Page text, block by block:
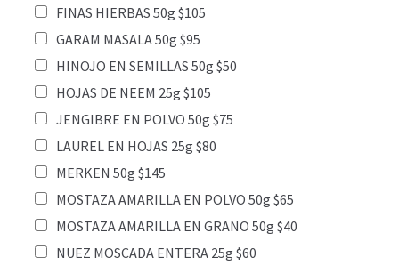
FINAS HIERBAS 50g $105
GARAM MASALA 50g $95
HINOJO EN SEMILLAS 50g $50
HOJAS DE NEEM 25g $105
JENGIBRE EN POLVO 50g $75
LAUREL EN HOJAS 25g $80
MERKEN 50g $145
MOSTAZA AMARILLA EN POLVO 50g $65
MOSTAZA AMARILLA EN GRANO 50g $40
NUEZ MOSCADA ENTERA 25g $60